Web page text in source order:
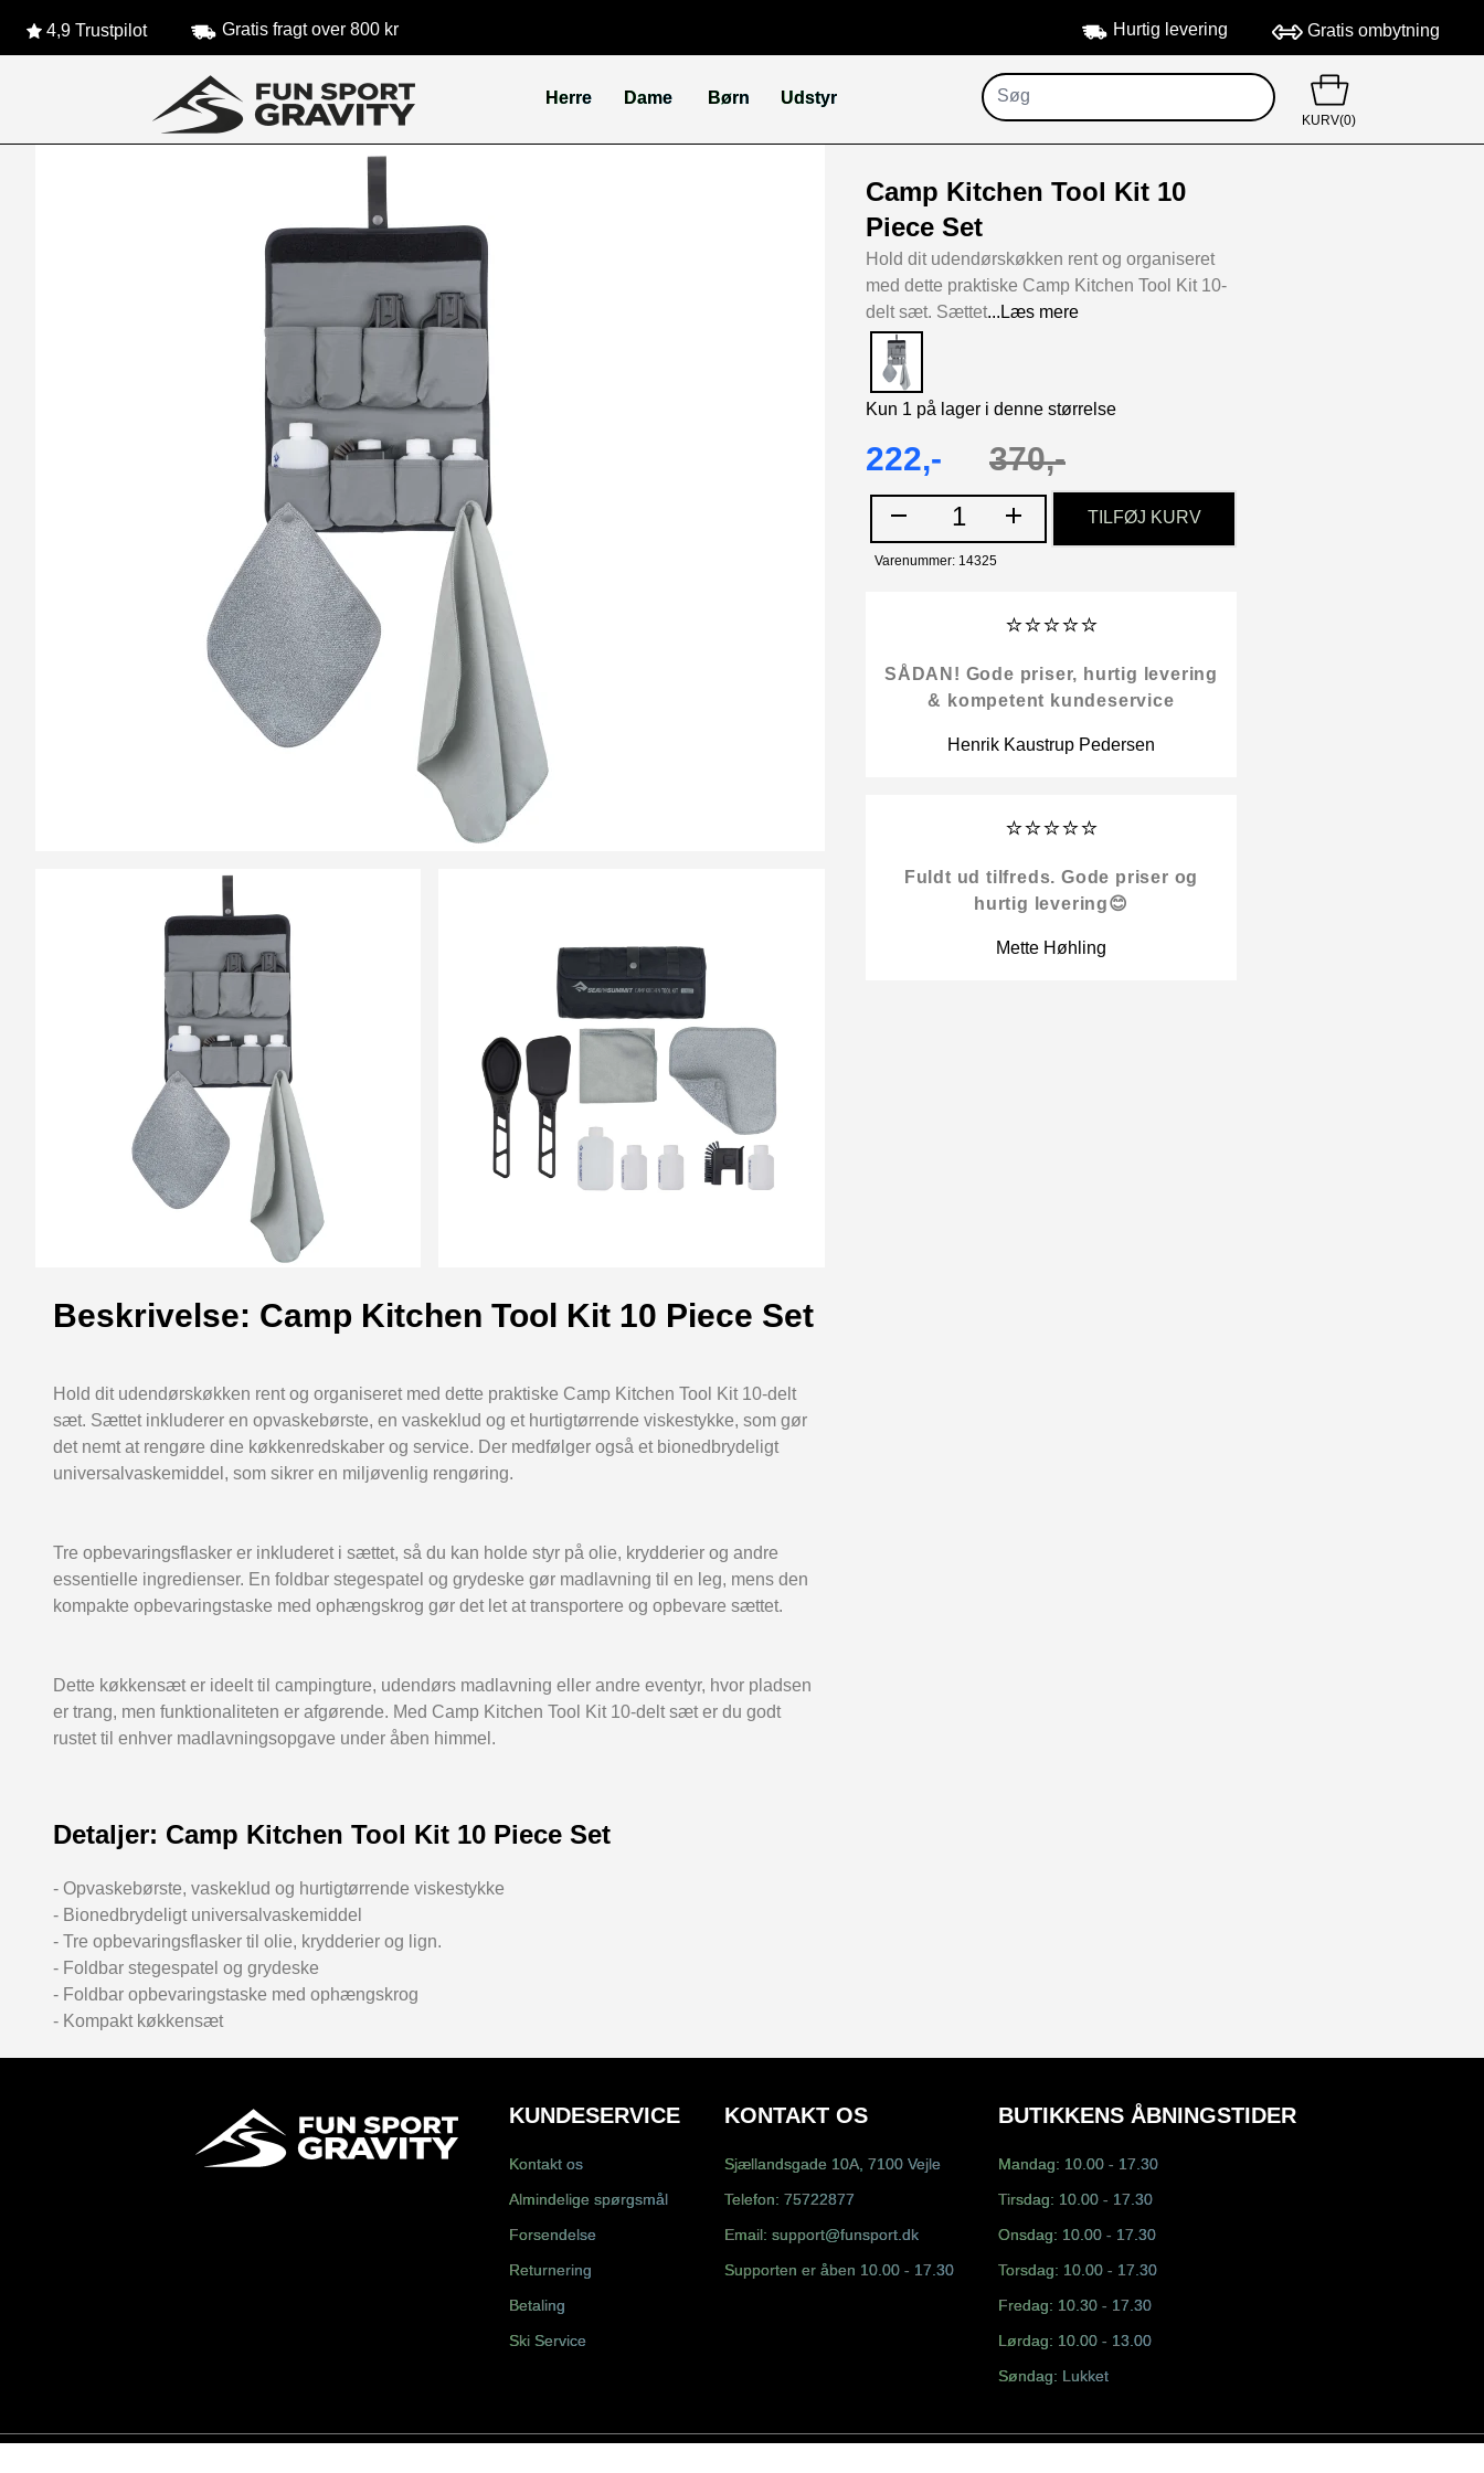
4,9 Trustpilot Gratis fragt over 800 kr Hurtig levering Gratis ombytning
Herre Dame Børn Udstyr
KURV(0)
Camp Kitchen Tool Kit 10
Piece Set
Hold dit udendørskøkken rent og organiseret
med dette praktiske Camp Kitchen Tool Kit 10-
delt sæt. Sættet...Læs mere
Kun 1 på lager i denne størrelse
222,- 370,-
1 TILFØJ KURV
Varenummer: 14325
⭐⭐⭐⭐⭐
SÅDAN! Gode priser, hurtig levering
& kompetent kundeservice
Henrik Kaustrup Pedersen
⭐⭐⭐⭐⭐
Fuldt ud tilfreds. Gode priser og
hurtig levering😊
Mette Høhling
Beskrivelse: Camp Kitchen Tool Kit 10 Piece Set
Hold dit udendørskøkken rent og organiseret med dette praktiske Camp Kitchen Tool Kit 10-delt
sæt. Sættet inkluderer en opvaskebørste, en vaskeklud og et hurtigtørrende viskestykke, som gør
det nemt at rengøre dine køkkenredskaber og service. Der medfølger også et bionedbrydeligt
universalvaskemiddel, som sikrer en miljøvenlig rengøring.
Tre opbevaringsflasker er inkluderet i sættet, så du kan holde styr på olie, krydderier og andre
essentielle ingredienser. En foldbar stegespatel og grydeske gør madlavning til en leg, mens den
kompakte opbevaringstaske med ophængskrog gør det let at transportere og opbevare sættet.
Dette køkkensæt er ideelt til campingture, udendørs madlavning eller andre eventyr, hvor pladsen
er trang, men funktionaliteten er afgørende. Med Camp Kitchen Tool Kit 10-delt sæt er du godt
rustet til enhver madlavningsopgave under åben himmel.
Detaljer: Camp Kitchen Tool Kit 10 Piece Set
- Opvaskebørste, vaskeklud og hurtigtørrende viskestykke
- Bionedbrydeligt universalvaskemiddel
- Tre opbevaringsflasker til olie, krydderier og lign.
- Foldbar stegespatel og grydeske
- Foldbar opbevaringstaske med ophængskrog
- Kompakt køkkensæt
KUNDESERVICE
Kontakt os
Almindelige spørgsmål
Forsendelse
Returnering
Betaling
Ski Service
KONTAKT OS
Sjællandsgade 10A, 7100 Vejle
Telefon: 75722877
Email: support@funsport.dk
Supporten er åben 10.00 - 17.30
BUTIKKENS ÅBNINGSTIDER
Mandag: 10.00 - 17.30
Tirsdag: 10.00 - 17.30
Onsdag: 10.00 - 17.30
Torsdag: 10.00 - 17.30
Fredag: 10.30 - 17.30
Lørdag: 10.00 - 13.00
Søndag: Lukket